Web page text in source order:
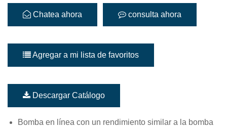
Chatea ahora consulta ahora
Agregar a mi lista de favoritos
Descargar Catálogo
Bomba en línea con un rendimiento similar a la bomba